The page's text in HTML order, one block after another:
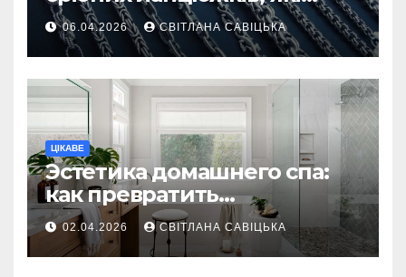
вважаються
найнадійнішими
06.04.2026 СВІТЛАНА САВІЦЬКА
ЦІКАВЕ
Эстетика домашнего спа:
как превратить
ежедневную гигиену в
восстанавливающий
ритуал
02.04.2026 СВІТЛАНА САВІЦЬКА